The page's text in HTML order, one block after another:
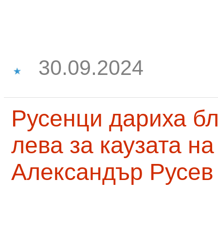
30.09.2024
Русенци дариха
лева за каузата
Александър Русев